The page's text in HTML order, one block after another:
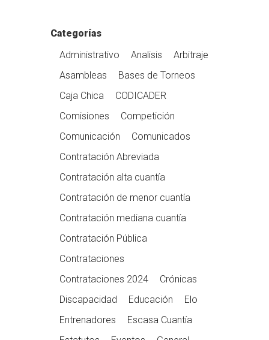
Categorías
Administrativo
Analisis
Arbitraje
Asambleas
Bases de Torneos
Caja Chica
CODICADER
Comisiones
Competición
Comunicación
Comunicados
Contratación Abreviada
Contratación alta cuantía
Contratación de menor cuantía
Contratación mediana cuantía
Contratación Pública
Contrataciones
Contrataciones 2024
Crónicas
Discapacidad
Educación
Elo
Entrenadores
Escasa Cuantía